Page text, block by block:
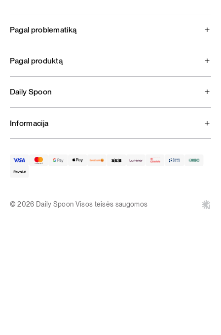
Pagal problematiką
Pagal produktą
Daily Spoon
Informacija
© 2026 Daily Spoon Visos teisės saugomos